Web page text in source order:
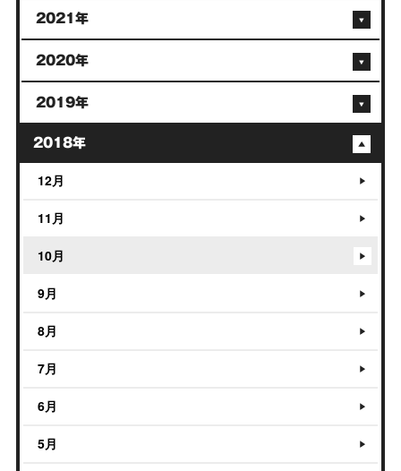
2021年
2020年
2019年
2018年
12月
11月
10月
9月
8月
7月
6月
5月